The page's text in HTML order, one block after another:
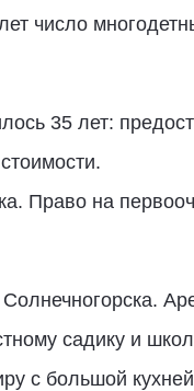
число
35 лет:
Право на
садику и
с большой